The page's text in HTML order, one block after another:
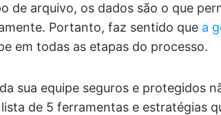
de arquivo, os dados são o que
Portanto, faz sentido que a
em todas as etapas do processo.
sua equipe seguros e protegidos
de 5 ferramentas e estratégias